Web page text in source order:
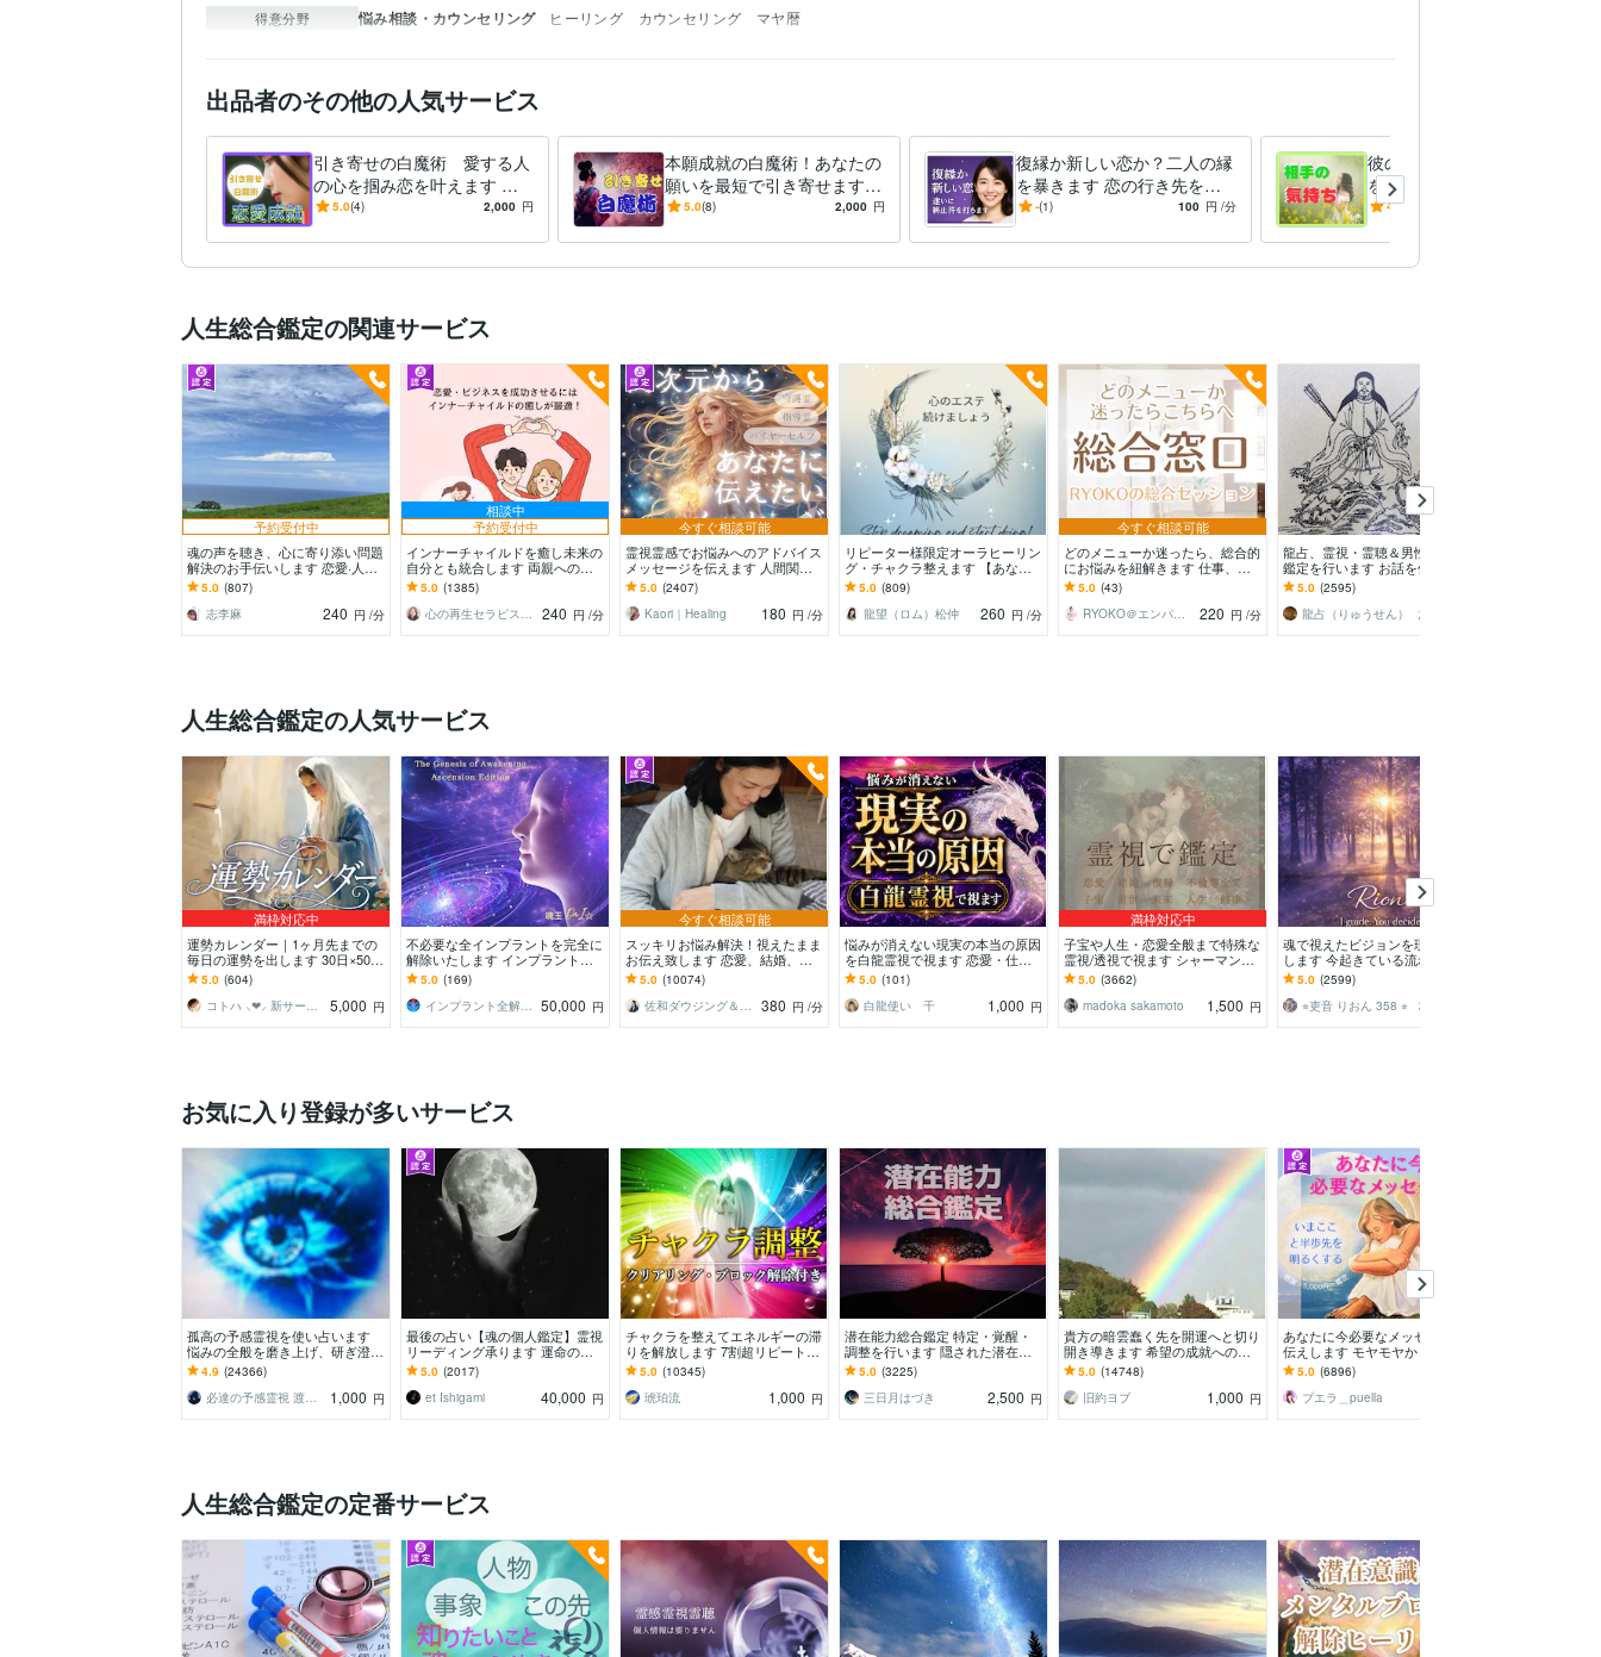
得意分野 悩み相談・カウンセリング ヒーリング　カウンセリング　マヤ暦
出品者のその他の人気サービス
引き寄せの白魔術 愛する人
の心を掴み恋を叶えます 想
いを届け運命を引き寄せる、
5.0(4) 2,000 円
本願成就の白魔術！あなたの
願いを最短で引き寄せます
強力引き寄せ⭐恋愛、結婚、
5.0(8) 2,000 円
復縁か新しい恋か？二人の縁
を暴きます 恋の行き先をズ
バリ！迷いを断ち切る占い
-(1) 100 円 /分
彼の気持ち、想い、深層心理
をタロットカードで視ます
彼は今どう思っているのか？
4.9
人生総合鑑定の関連サービス
予約受付中
魂の声を聴き、心に寄り添い問題
解決のお手伝いします 恋愛·人間
関係·家族·仕事·HSPさん…魂の望
む方へ✩.*˚
5.0 (807)
志李麻
240 円 /分
相談中
予約受付中
インナーチャイルドを癒し未来の
自分とも統合します 両親へのネ
ガティブな感情が お金や人間関
係に影響してる？
5.0 (1385)
心の再生セラピスト YASUKO
240 円 /分
今すぐ相談可能
霊視霊感でお悩みへのアドバイス
メッセージを伝えます 人間関
係・仕事・使命・家族・インナー
チャイルド・自分軸
5.0 (2407)
Kaori｜Healing
180 円 /分
リピーター様限定オーラヒーリン
グ・チャクラ整えます 【あなた
のオーラ輝いてますか】輝かせ、
波動上げ、浄化し開運！
5.0 (809)
龍望（ロム）松仲
260 円 /分
今すぐ相談可能
どのメニューか迷ったら、総合的
にお悩みを紐解きます 仕事、恋
愛、人間関係…複雑に絡むお悩
み、まとめてお受けします
5.0 (43)
RYOKO＠エンパス×セラピスト
220 円 /分
龍占、霊視・霊聴＆男性脳で電話
鑑定を行います お話を伺ってい
る途中で「なんで分かるんです
か？」と言われます
5.0 (2595)
龍占（りゅうせん）
280
人生総合鑑定の人気サービス
満枠対応中
運勢カレンダー｜1ヶ月先までの
毎日の運勢を出します 30日×500
字のおよそ1万5千文字で細かく詳
細に記します
5.0 (604)
コトハ ⸜❤︎⸝ 新サービス提供開始✨️
5,000 円
不必要な全インプラントを完全に
解除いたします インプラント全
解除創始者 × 魂の解放・カルマ浄
化・能力開花
5.0 (169)
インプラント全解除創始者｜魂王DaI⭐︎ 50,000 円
今すぐ相談可能
スッキリお悩み解決！視えたまま
お伝え致します 恋愛、結婚、人
間関係、仕事、人生、ペットの気
持ち等◎祈願付き
5.0 (10074)
佐和ダウジング＆スピリットメンター
380 円 /分
悩みが消えない現実の本当の原因
を白龍霊視で視ます 恋愛・仕
事・お金・人間関係｜流れを変え
る次の一手を導きます
5.0 (101)
白龍使い 千
1,000 円
満枠対応中
子宝や人生・恋愛全般まで特殊な
霊視/透視で視ます シャーマンの
血筋による霊視をご体験ください
ませ
5.0 (3662)
madoka sakamoto
1,500 円
魂で視えたビジョンを現実に落と
します 今起きている流れと選択
肢を伝えます
5.0 (2599)
⭐︎吏音 りおん 358 ⭐︎
380
お気に入り登録が多いサービス
孤高の予感霊視を使い占います
悩みの全般を磨き上げ、研ぎ澄ま
した予感より霊視により導きます
4.9 (24366)
必達の予感霊視 渡邊 潤一
1,000 円
最後の占い【魂の個人鑑定】霊視
リーディング承ります 運命の地
図を手に、輝く人生を創る｜魂の
全体像を紐解く鑑定
5.0 (2017)
et Ishigami
40,000 円
チャクラを整えてエネルギーの滞
りを解放します 7割超リピート！
人生を変えたい人のエネルギー調
整
5.0 (10345)
琥珀流
1,000 円
潜在能力総合鑑定 特定・覚醒・
調整を行います 隠された潜在能
力を把握し、使いこなせるように
しましょう
5.0 (3225)
三日月はづき
2,500 円
貴方の暗雲蠢く先を開運へと切り
開き導きます 希望の成就への
道！未来が気になるあなたへ
5.0 (14748)
旧約ヨブ
1,000 円
あなたに今必要なメッセージをお
伝えします モヤモヤから抜け出
すためのヒントをお伝えします✨
5.0 (6896)
プエラ＿puella
人生総合鑑定の定番サービス